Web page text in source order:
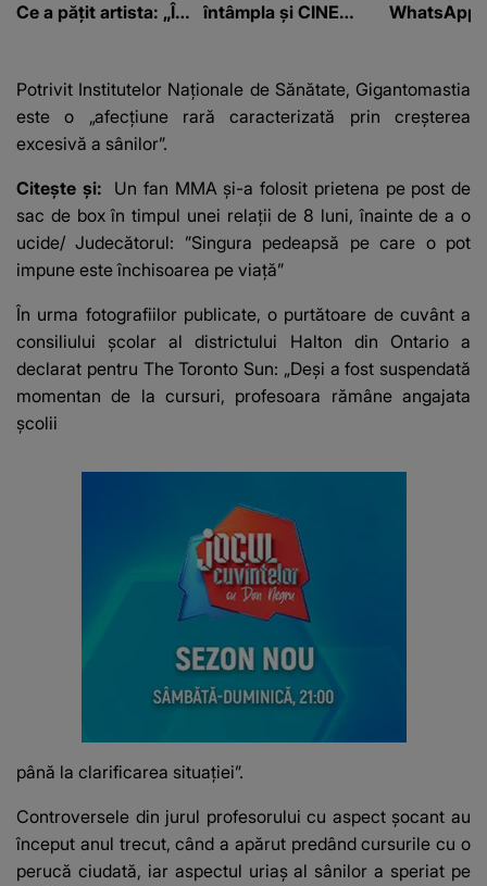
Ce a pățit artista: „Îmi
întâmpla și CINE
e ciudă că..."
Franța
Potrivit Institutelor Naționale de Sănătate, Gigantomastia
este o „afecțiune rară caracterizată prin creșterea
excesivă a sânilor”.
Citește și: Un fan MMA și-a folosit prietena pe post de
sac de box în timpul unei relații de 8 luni, înainte de a o
ucide/ Judecătorul: ”Singura pedeapsă pe care o pot
impune este închisoarea pe viață”
În urma fotografiilor publicate, o purtătoare de cuvânt a
consiliului școlar al districtului Halton din Ontario a
declarat pentru The Toronto Sun: „Deși a fost suspendată
momentan de la cursuri, profesoara rămâne angajata
școlii
până la clarificarea situației”.
Controversele din jurul profesorului cu aspect șocant au
început anul trecut, când a apărut predând cursurile cu o
perucă ciudată, iar aspectul uriaș al sânilor a speriat pe